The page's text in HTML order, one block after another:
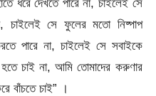
চাইলেই সে ফুলের মতো নিষ্পাপ
পারে না, চাইলেই সে সবাইকে
চাই না, আমি তোমাদের করুণার
বাঁচতে চাই” ।